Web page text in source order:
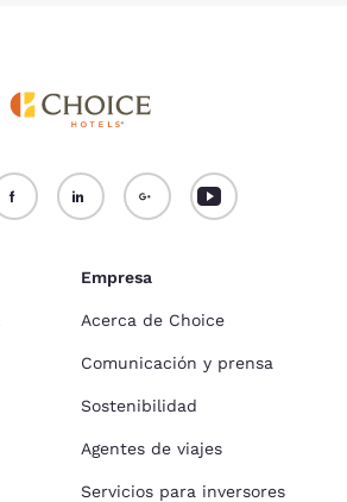
Empresa
Acerca de Choice
Comunicación y prensa
Sostenibilidad
Agentes de viajes
Servicios para inversores